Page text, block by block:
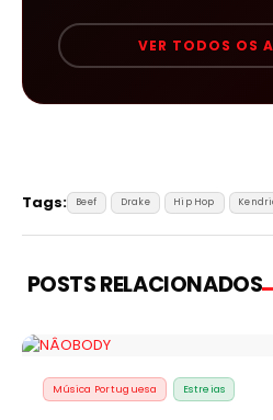
VER TODOS OS
Tags: Beef Drake Hip Hop
POSTS RELACIONADOS
Música Portuguesa Estreias